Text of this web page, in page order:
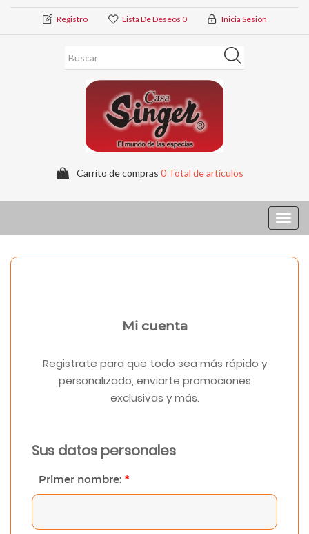
Registro Lista De Deseos 0 Inicia Sesión
Carrito de compras 0 Total de artículos
Mi cuenta
Registrate para que todo sea más rápido y
personalizado, enviarte promociones
exclusivas y más.
Sus datos personales
Primer nombre: *